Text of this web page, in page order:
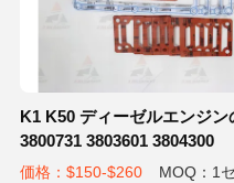
K1 K50 ディーゼルエンジ
3800731 3803601 3804300
価格：$150-$260 MOQ：1